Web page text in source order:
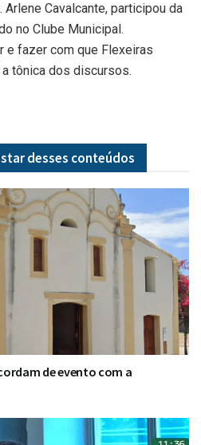
Arlene Cavalcante, participou da
no Clube Municipal.
e fazer com que Flexeiras
tônica dos discursos.
desses conteúdos
de evento com a